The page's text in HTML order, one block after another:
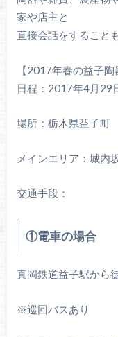
家や店主と
直接会話をすること
【2017年春の益子陶
日程：2017年4月29
場所：栃木県益子町
メインエリア：城内
交通手段：
①電車の場合
真岡鉄道益子駅から
※巡回バスあり